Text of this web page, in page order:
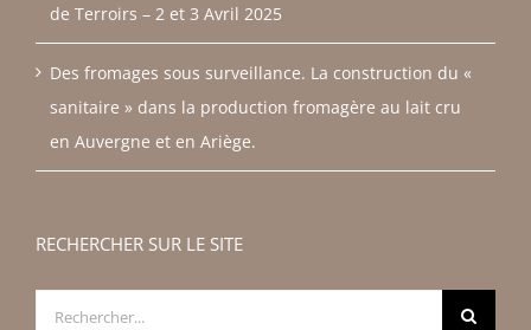
de Terroirs – 2 et 3 Avril 2025
Des fromages sous surveillance. La construction du «
sanitaire » dans la production fromagère au lait cru
en Auvergne et en Ariège.
RECHERCHER SUR LE SITE
Rechercher: